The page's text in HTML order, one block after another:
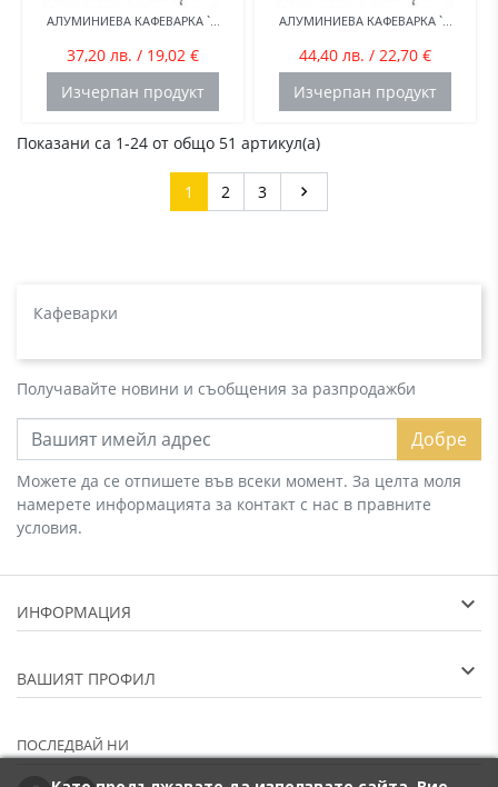
АЛУМИНИЕВА КАФЕВАРКА `...
37,20 лв. / 19,02 €
Изчерпан продукт
АЛУМИНИЕВА КАФЕВАРКА `...
44,40 лв. / 22,70 €
Изчерпан продукт
Показани са 1-24 от общо 51 артикул(а)
1 2 3 Напред

Кафеварки
Получавайте новини и съобщения за разпродажби
Добре
Можете да се отпишете във всеки момент. За целта моля
намерете информацията за контакт с нас в правните
условия.
ИНФОРМАЦИЯ
ВАШИЯТ ПРОФИЛ
ПОСЛЕДВАЙ НИ